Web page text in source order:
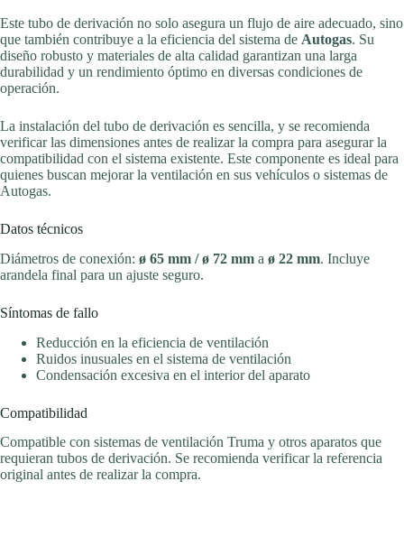
Este tubo de derivación no solo asegura un flujo de aire adecuado, sino
que también contribuye a la eficiencia del sistema de Autogas. Su
diseño robusto y materiales de alta calidad garantizan una larga
durabilidad y un rendimiento óptimo en diversas condiciones de
operación.
La instalación del tubo de derivación es sencilla, y se recomienda
verificar las dimensiones antes de realizar la compra para asegurar la
compatibilidad con el sistema existente. Este componente es ideal para
quienes buscan mejorar la ventilación en sus vehículos o sistemas de
Autogas.
Datos técnicos
Diámetros de conexión: ø 65 mm / ø 72 mm a ø 22 mm. Incluye
arandela final para un ajuste seguro.
Síntomas de fallo
Reducción en la eficiencia de ventilación
Ruidos inusuales en el sistema de ventilación
Condensación excesiva en el interior del aparato
Compatibilidad
Compatible con sistemas de ventilación Truma y otros aparatos que
requieran tubos de derivación. Se recomienda verificar la referencia
original antes de realizar la compra.